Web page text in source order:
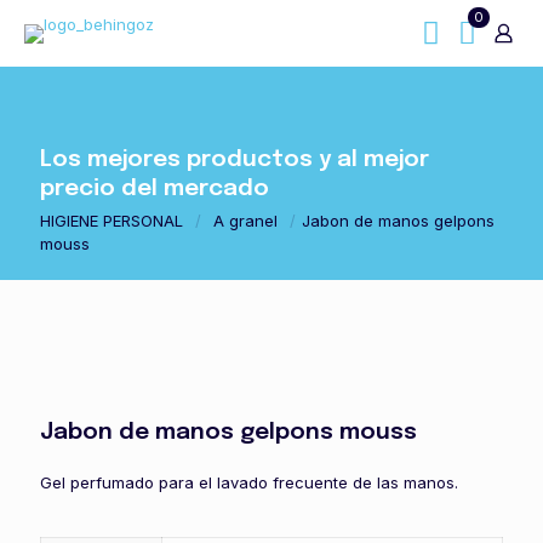
0
Los mejores productos y al mejor
precio del mercado
HIGIENE PERSONAL / A granel / Jabon de manos gelpons
mouss
Jabon de manos gelpons mouss
Gel perfumado para el lavado frecuente de las manos.